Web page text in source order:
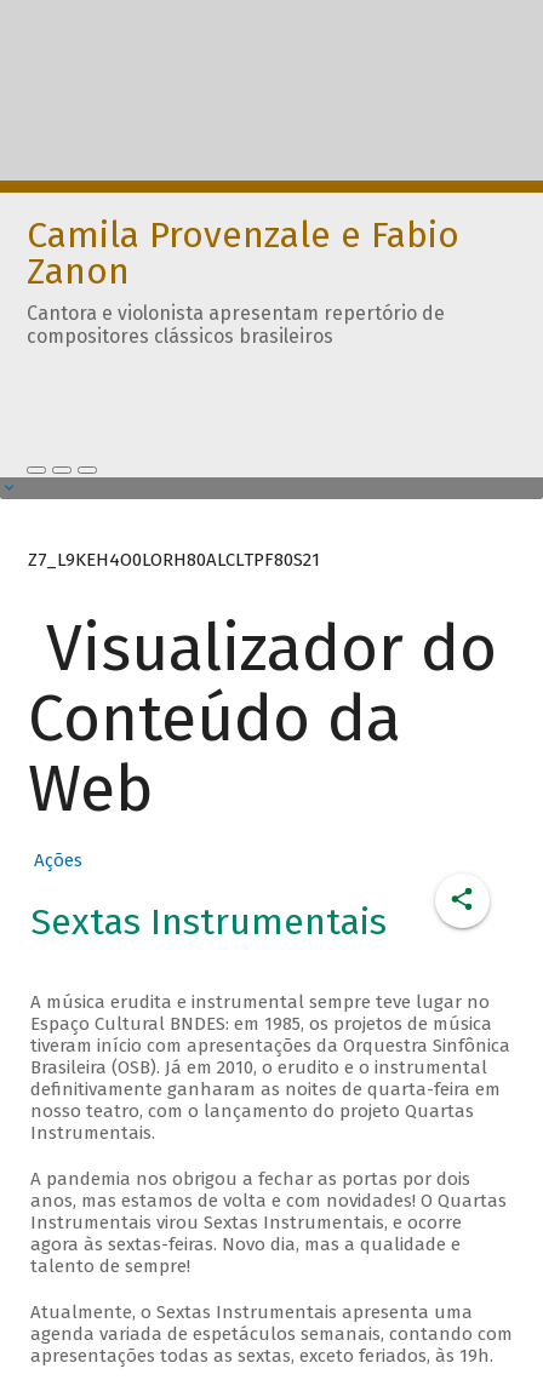
Camila Provenzale e Fabio
Zanon
Cantora e violonista apresentam repertório de
compositores clássicos brasileiros
Z7_L9KEH4O0LORH80ALCLTPF80S21
Visualizador do
Conteúdo da
Web
Ações
Sextas Instrumentais
A música erudita e instrumental sempre teve lugar no
Espaço Cultural BNDES: em 1985, os projetos de música
tiveram início com apresentações da Orquestra Sinfônica
Brasileira (OSB). Já em 2010, o erudito e o instrumental
definitivamente ganharam as noites de quarta-feira em
nosso teatro, com o lançamento do projeto Quartas
Instrumentais.
A pandemia nos obrigou a fechar as portas por dois
anos, mas estamos de volta e com novidades! O Quartas
Instrumentais virou Sextas Instrumentais, e ocorre
agora às sextas-feiras. Novo dia, mas a qualidade e
talento de sempre!
Atualmente, o Sextas Instrumentais apresenta uma
agenda variada de espetáculos semanais, contando com
apresentações todas as sextas, exceto feriados, às 19h.